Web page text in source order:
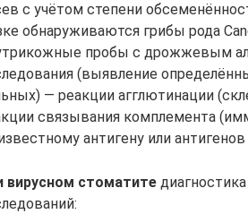
с учётом степени
обнаруживаются грибы рода
пробы с дрожжевым
(выявление
— реакции агглютинации
связывания комплемента
антигену или
вирусном стоматите